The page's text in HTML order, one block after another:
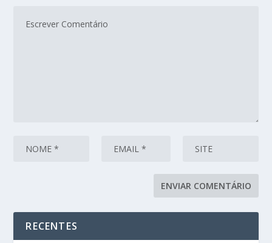
RECENTES